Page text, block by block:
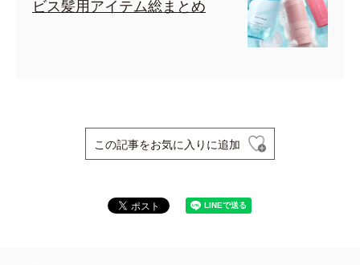
ビス髪用アイテム総まとめ
この記事をお気に入りに追加